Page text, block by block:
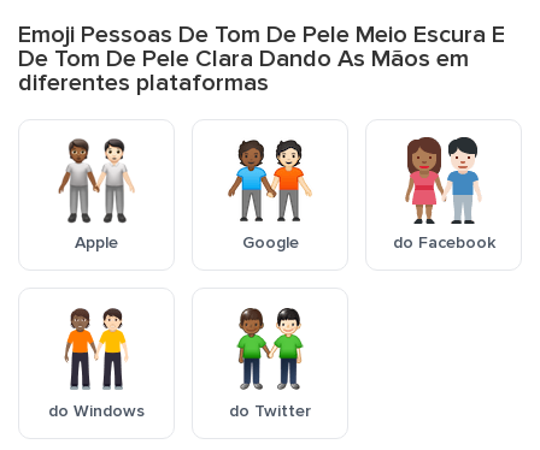
Emoji Pessoas De Tom De Pele Meio Escura E
De Tom De Pele Clara Dando As Mãos em
diferentes plataformas
Apple Google do Facebook
do Windows do Twitter